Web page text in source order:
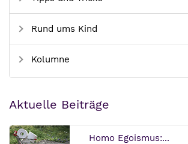
Rund ums Kind
Kolumne
Aktuelle Beiträge
Homo Egoismus:...